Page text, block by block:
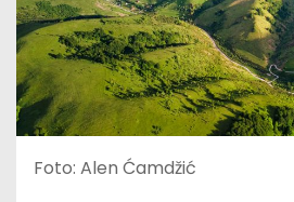
Foto: Alen Ćamdžić